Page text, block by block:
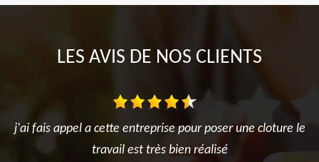
LES AVIS DE NOS CLIENTS
j'ai fais appel a cette entreprise pour poser une cloture le
travail est très bien réalisé